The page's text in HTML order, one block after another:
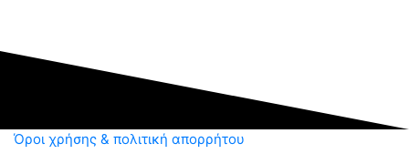
Όροι χρήσης & πολιτική απορρήτου